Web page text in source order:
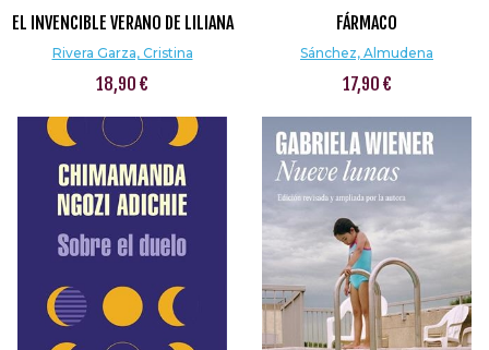
EL INVENCIBLE VERANO DE LILIANA
Rivera Garza, Cristina
18,90 €
FÁRMACO
Sánchez, Almudena
17,90 €